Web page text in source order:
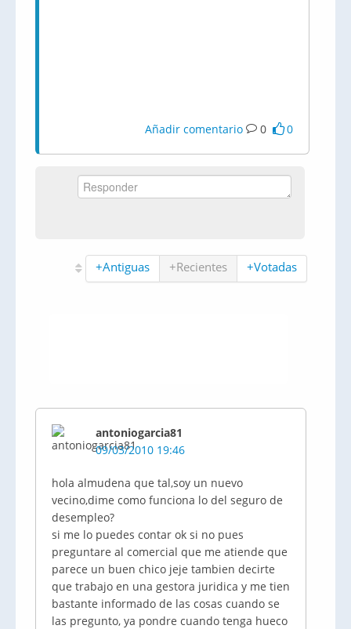
Añadir comentario 0 0
+Antiguas +Recientes +Votadas
antoniogarcia81
09/03/2010 19:46
hola almudena que tal,soy un nuevo
vecino,dime como funciona lo del seguro de
desempleo?
si me lo puedes contar ok si no pues
preguntare al comercial que me atiende que
parece un buen chico jeje tambien decirte
que trabajo en una gestora juridica y me tien
bastante informado de las cosas cuando se
las pregunto, ya pondre cuando tenga hueco